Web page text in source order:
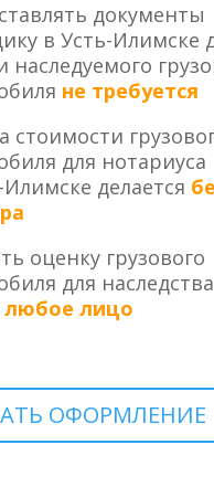
документы
в Усть-Илимске
наследуемого
не требуется
стоимости
для нотариуса
Илимске делается
оценку грузового
для наследства
любое лицо
ОФОРМЛЕНИЕ